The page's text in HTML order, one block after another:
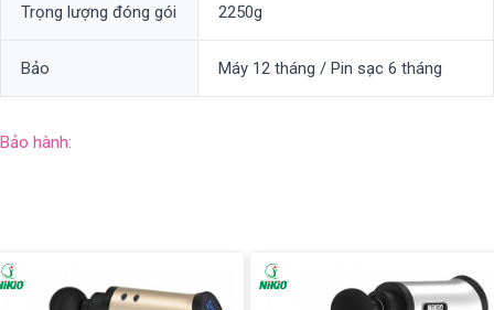
Trọng lượng đóng gói 2250g
Bảo Máy 12 tháng / Pin sạc 6 tháng
Bảo hành: